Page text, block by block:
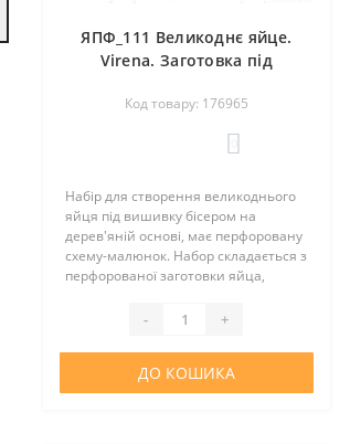
ЯПФ_111 Великоднє яйце.
Virena. Заготовка під
Код товару: 176965
Набір для створення великоднього
яйця під вишивку бісером на
дерев'яній основі, має перфоровану
схему-малюнок. Набор складається з
перфорованої заготовки яйца,
необхідної кількості, інструкції та
- +
ДО КОШИКА